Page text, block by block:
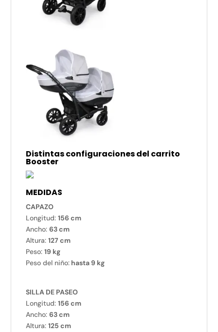
Distintas configuraciones del carrito
Booster
MEDIDAS
CAPAZO
Longitud:156 cm
Ancho:63 cm
Altura:127 cm
Peso:19 kg
Peso del niño: hasta 9 kg
SILLA DE PASEO
Longitud:156 cm
Ancho:63 cm
Altura:125 cm